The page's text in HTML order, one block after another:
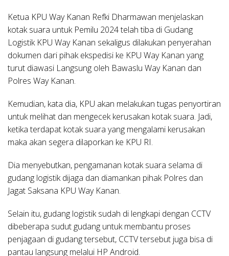
Ketua KPU Way Kanan Refki Dharmawan menjelaskan
kotak suara untuk Pemilu 2024 telah tiba di Gudang
Logistik KPU Way Kanan sekaligus dilakukan penyerahan
dokumen dari pihak ekspedisi ke KPU Way Kanan yang
turut diawasi Langsung oleh Bawaslu Way Kanan dan
Polres Way Kanan.
Kemudian, kata dia, KPU akan melakukan tugas penyortiran
untuk melihat dan mengecek kerusakan kotak suara. Jadi,
ketika terdapat kotak suara yang mengalami kerusakan
maka akan segera dilaporkan ke KPU RI.
Dia menyebutkan, pengamanan kotak suara selama di
gudang logistik dijaga dan diamankan pihak Polres dan
Jagat Saksana KPU Way Kanan.
Selain itu, gudang logistik sudah di lengkapi dengan CCTV
dibeberapa sudut gudang untuk membantu proses
penjagaan di gudang tersebut, CCTV tersebut juga bisa di
pantau langsung melalui HP Android.